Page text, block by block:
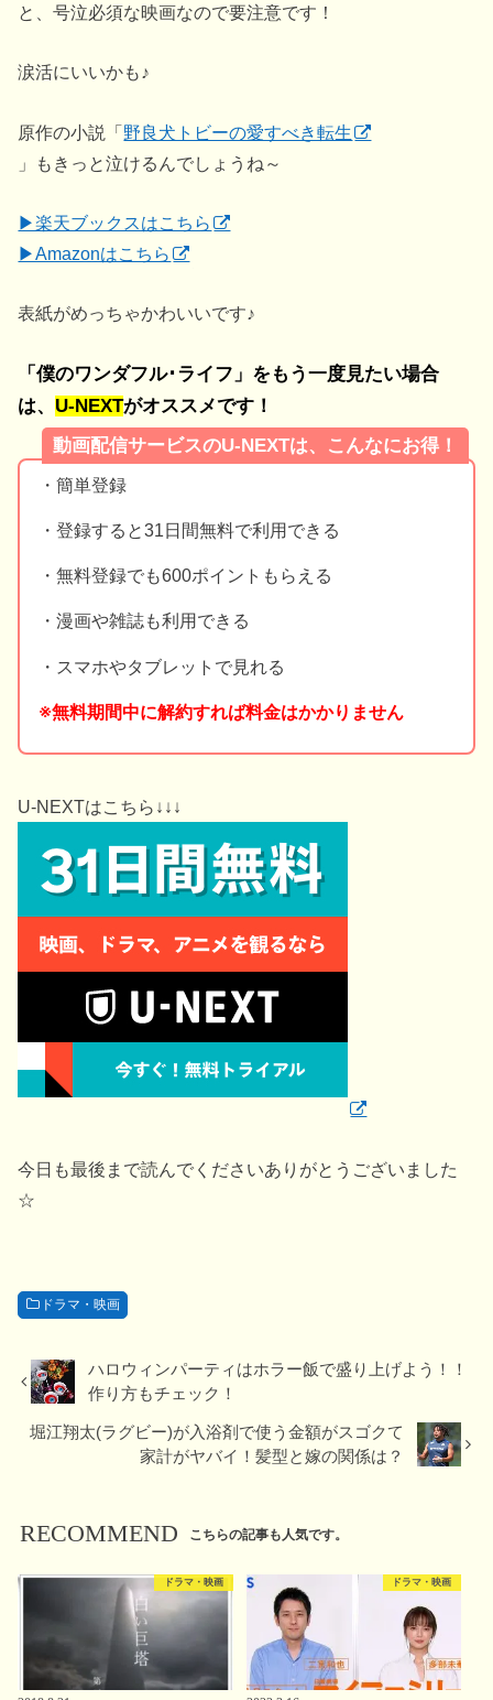
と、号泣必須な映画なので要注意です！
涙活にいいかも♪
原作の小説「野良犬トビーの愛すべき転生
」もきっと泣けるんでしょうね～
▶楽天ブックスはこちら
▶Amazonはこちら
表紙がめっちゃかわいいです♪
「僕のワンダフル･ライフ」をもう一度見たい場合
は、 U-NEXTがオススメです！
動画配信サービスのU-NEXTは、こんなにお得！
・簡単登録
・登録すると31日間無料で利用できる
・無料登録でも600ポイントもらえる
・漫画や雑誌も利用できる
・スマホやタブレットで見れる
※無料期間中に解約すれば料金はかかりません
U-NEXTはこちら↓↓↓
今日も最後まで読んでくださいありがとうございました
☆
ドラマ・映画
ハロウィンパーティはホラー飯で盛り上げよう！！
作り方もチェック！
堀江翔太(ラグビー)が入浴剤で使う金額がスゴクて
家計がヤバイ！髪型と嫁の関係は？
RECOMMEND こちらの記事も人気です。
ドラマ・映画 ドラマ・映画